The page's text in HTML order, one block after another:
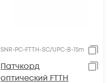
SNR-PC-FTTH-SC/UPC-B-15m
Патчкорд
оптический FTTH